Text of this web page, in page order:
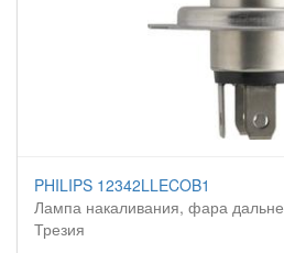
PHILIPS 12342LLECOB1
Лампа накаливания, фара
Трезия